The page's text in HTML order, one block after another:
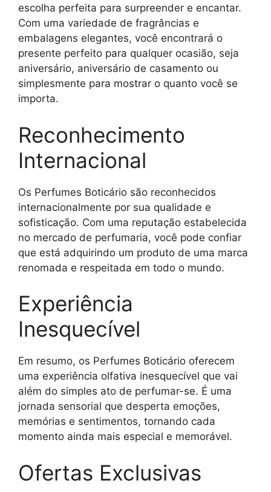
escolha perfeita para surpreender e encantar.
Com uma variedade de fragrâncias e
embalagens elegantes, você encontrará o
presente perfeito para qualquer ocasião, seja
aniversário, aniversário de casamento ou
simplesmente para mostrar o quanto você se
importa.
Reconhecimento
Internacional
Os Perfumes Boticário são reconhecidos
internacionalmente por sua qualidade e
sofisticação. Com uma reputação estabelecida
no mercado de perfumaria, você pode confiar
que está adquirindo um produto de uma marca
renomada e respeitada em todo o mundo.
Experiência
Inesquecível
Em resumo, os Perfumes Boticário oferecem
uma experiência olfativa inesquecível que vai
além do simples ato de perfumar-se. É uma
jornada sensorial que desperta emoções,
memórias e sentimentos, tornando cada
momento ainda mais especial e memorável.
Ofertas Exclusivas